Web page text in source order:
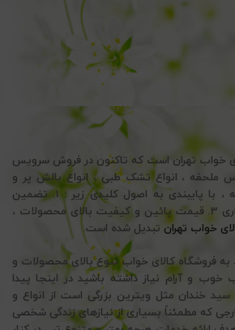
خواب تهران است که تاکنون در فروش سرویس
ملحفه ، انواع تشک طبی ، انواع بالش پر و
بالش الیاف و انواع حوله ، با پایبندی به اصول کلیدی زیر : 1. تضمین
اصالت کالا 2. مشتری مداری 3. قیمت پائین و کیفیت بالای محصولات ،
خواب تهران تبدیل شده است.
به فروشگاه کالای خواب تنوع بالای محصولات و
و آرام نیاز داشته باشید در اینجا پیدا
خندان مثل ویترین بزرگی است از انواع و
که مطمئناً بسیاری از نیازهای زندگی شخصی